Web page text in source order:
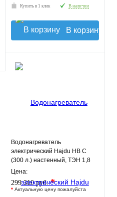
Купить в 1 клик В наличии
В корзину
Водонагреватель
электрический Hajdu HB C
(300 л.) настенный, ТЭН 1,8
кВт.
Цена:
299 310 руб.*
* Актуальную цену пожалуйста